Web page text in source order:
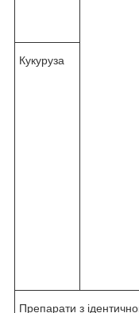
Кукуруза
Препарати з